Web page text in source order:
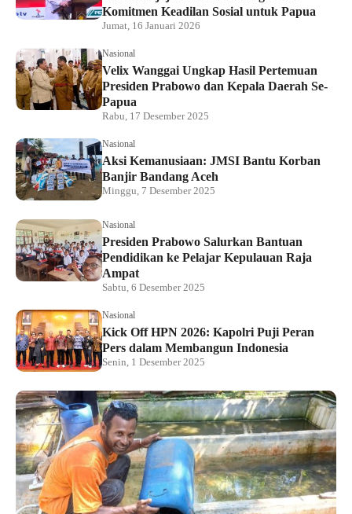
Komitmen Keadilan Sosial untuk Papua
Jumat, 16 Januari 2026
Nasional
Velix Wanggai Ungkap Hasil Pertemuan
Presiden Prabowo dan Kepala Daerah Se-
Papua
Rabu, 17 Desember 2025
Nasional
Aksi Kemanusiaan: JMSI Bantu Korban
Banjir Bandang Aceh
Minggu, 7 Desember 2025
Nasional
Presiden Prabowo Salurkan Bantuan
Pendidikan ke Pelajar Kepulauan Raja
Ampat
Sabtu, 6 Desember 2025
Nasional
Kick Off HPN 2026: Kapolri Puji Peran
Pers dalam Membangun Indonesia
Senin, 1 Desember 2025